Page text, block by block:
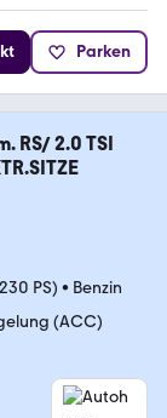
Parken
RS/ 2.0 TSI
PS) • Benzin
(ACC)